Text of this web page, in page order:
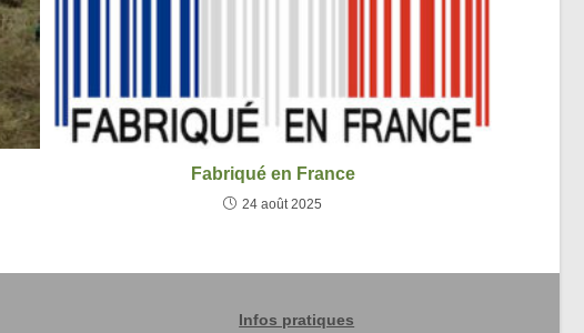
Fabriqué en France
24 août 2025
Infos pratiques